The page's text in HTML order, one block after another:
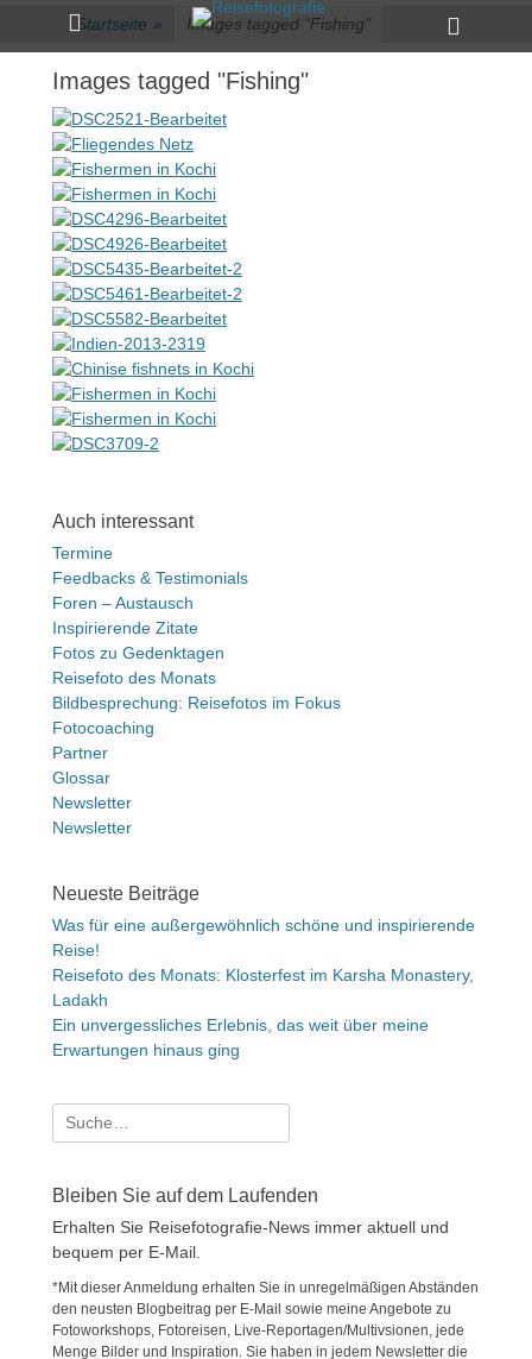
zum
Inhalt
Primärmenü
Toggle
Startseite » Images tagged "Fishing"
Images tagged "Fishing"
Auch interessant
Termine
Feedbacks & Testimonials
Foren – Austausch
Inspirierende Zitate
Fotos zu Gedenktagen
Reisefoto des Monats
Bildbesprechung: Reisefotos im Fokus
Fotocoaching
Partner
Glossar
Newsletter
Newsletter
Neueste Beiträge
Was für eine außergewöhnlich schöne und inspirierende
Reise!
Reisefoto des Monats: Klosterfest im Karsha Monastery,
Ladakh
Ein unvergessliches Erlebnis, das weit über meine
Erwartungen hinaus ging
Suche
nach:
Bleiben Sie auf dem Laufenden
Erhalten Sie Reisefotografie-News immer aktuell und
bequem per E-Mail.
*Mit dieser Anmeldung erhalten Sie in unregelmäßigen Abständen
den neusten Blogbeitrag per E-Mail sowie meine Angebote zu
Fotoworkshops, Fotoreisen, Live-Reportagen/Multivsionen, jede
Menge Bilder und Inspiration. Sie haben in jedem Newsletter die